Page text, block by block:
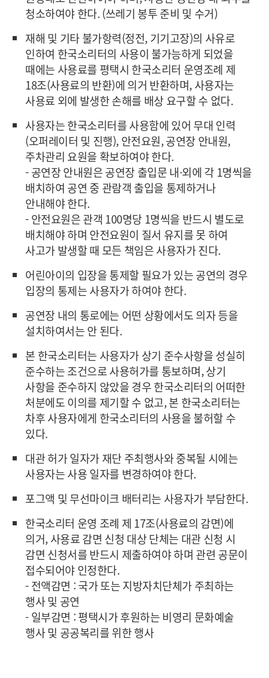
청소하여야 한다. (쓰레기 봉투 준비 및 수거)
재해 및 기타 불가항력(정전, 기기고장)의 사유로
인하여 한국소리터의 사용이 불가능하게 되었을
때에는 사용료를 평택시 한국소리터 운영조례 제
18조(사용료의 반환)에 의거 반환하며, 사용자는
사용료 외에 발생한 손해를 배상 요구할 수 없다.
사용자는 한국소리터를 사용함에 있어 무대 인력
(오퍼레이터 및 진행), 안전요원, 공연장 안내원,
주차관리 요원을 확보하여야 한다.
- 공연장 안내원은 공연장 출입문 내·외에 각 1명씩을
배치하여 공연 중 관람객 출입을 통제하거나
안내해야 한다.
- 안전요원은 관객 100명당 1명씩을 반드시 별도로
배치해야 하며 안전요원이 질서 유지를 못 하여
사고가 발생할 때 모든 책임은 사용자가 진다.
어린아이의 입장을 통제할 필요가 있는 공연의 경우
입장의 통제는 사용자가 하여야 한다.
공연장 내의 통로에는 어떤 상황에서도 의자 등을
설치하여서는 안 된다.
본 한국소리터는 사용자가 상기 준수사항을 성실히
준수하는 조건으로 사용허가를 통보하며, 상기
사항을 준수하지 않았을 경우 한국소리터의 어떠한
처분에도 이의를 제기할 수 없고, 본 한국소리터는
차후 사용자에게 한국소리터의 사용을 불허할 수
있다.
대관 허가 일자가 재단 주최행사와 중복될 시에는
사용자는 사용 일자를 변경하여야 한다.
포그액 및 무선마이크 배터리는 사용자가 부담한다.
한국소리터 운영 조례 제 17조(사용료의 감면)에
의거, 사용료 감면 신청 대상 단체는 대관 신청 시
감면 신청서를 반드시 제출하여야 하며 관련 공문이
접수되어야 인정한다.
- 전액감면 : 국가 또는 지방자치단체가 주최하는
행사 및 공연
- 일부감면 : 평택시가 후원하는 비영리 문화예술
행사 및 공공복리를 위한 행사